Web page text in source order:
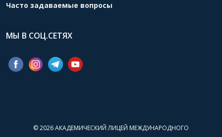
Часто задаваемые вопросы
МЫ В СОЦ.СЕТЯХ
© 2026АКАДЕМИЧЕСКИЙ ЛИЦЕЙ МЕЖДУНАРОДНОГО